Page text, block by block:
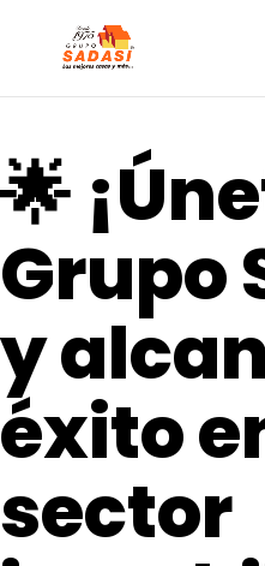
🌟
Grupo
y
éxito
sector